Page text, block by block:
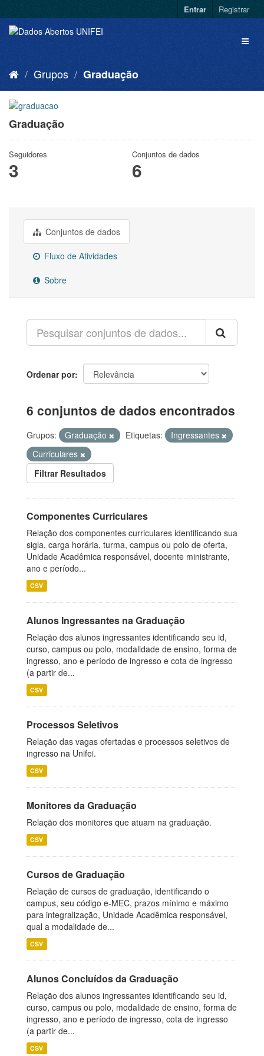
Entrar Registrar
Grupos Graduação
Graduação
Seguidores
3
Conjuntos de dados
6
Conjuntos de dados
Fluxo de Atividades
Sobre
Ordenar por
6 conjuntos de dados encontrados
Grupos: Graduação Etiquetas:
Ingressantes
Curriculares
Filtrar Resultados
Componentes Curriculares
Relação dos componentes curriculares identificando sua
sigla, carga horária, turma, campus ou polo de oferta,
Unidade Acadêmica responsável, docente ministrante,
ano e período...
CSV
Alunos Ingressantes na Graduação
Relação dos alunos ingressantes identificando seu id,
curso, campus ou polo, modalidade de ensino, forma de
ingresso, ano e período de ingresso e cota de ingresso
(a partir de...
CSV
Processos Seletivos
Relação das vagas ofertadas e processos seletivos de
ingresso na Unifei.
CSV
Monitores da Graduação
Relação dos monitores que atuam na graduação.
CSV
Cursos de Graduação
Relação de cursos de graduação, identificando o
campus, seu código e-MEC, prazos mínimo e máximo
para integralização, Unidade Acadêmica responsável,
qual a modalidade de...
CSV
Alunos Concluídos da Graduação
Relação dos alunos ingressantes identificando seu id,
curso, campus ou polo, modalidade de ensino, forma de
ingresso, ano e período de ingresso, cota de ingresso
(a partir de...
CSV